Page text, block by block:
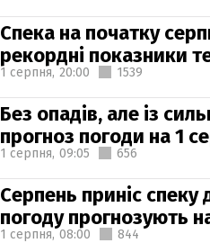
Спека на початку
рекордні показники
1 серпня, 20:00 1539
Без опадів, але із
прогноз погоди на 1
1 серпня, 09:05 656
Серпень приніс спеку
погоду прогнозують
1 серпня, 08:00 844